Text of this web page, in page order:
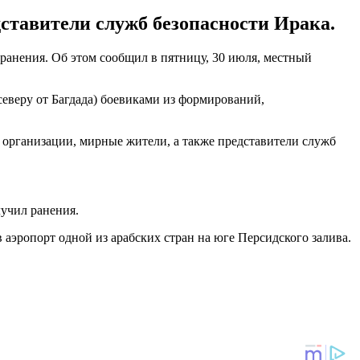
служб безопасности Ирака.
Об этом сообщил в пятницу, 30 июля, местный
от Багдада) боевиками из формирований,
мирные жители, а также представители служб
ранения.
одной из арабских стран на юге Персидского залива.